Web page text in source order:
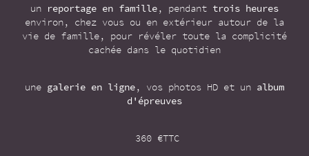
un reportage en famille, pendant trois heures
environ, chez vous ou en extérieur autour de la
vie de famille, pour révéler toute la complicité
cachée dans le quotidien
une galerie en ligne, vos photos HD et un album
d'épreuves
360 €TTC